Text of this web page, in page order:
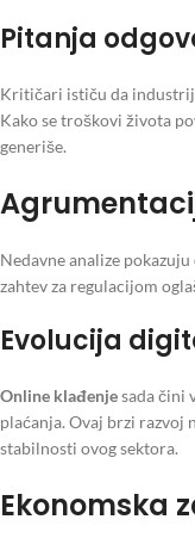
Pitanja
Kritičari ističu da
Kako se troškovi života
generiše.
Nedavne analize
zahtev za regulacijom
Evolucija
Online klađenjesada čini
plaćanja. Ovaj brzi razvoj
stabilnosti ovog sektora.
Ekonomska